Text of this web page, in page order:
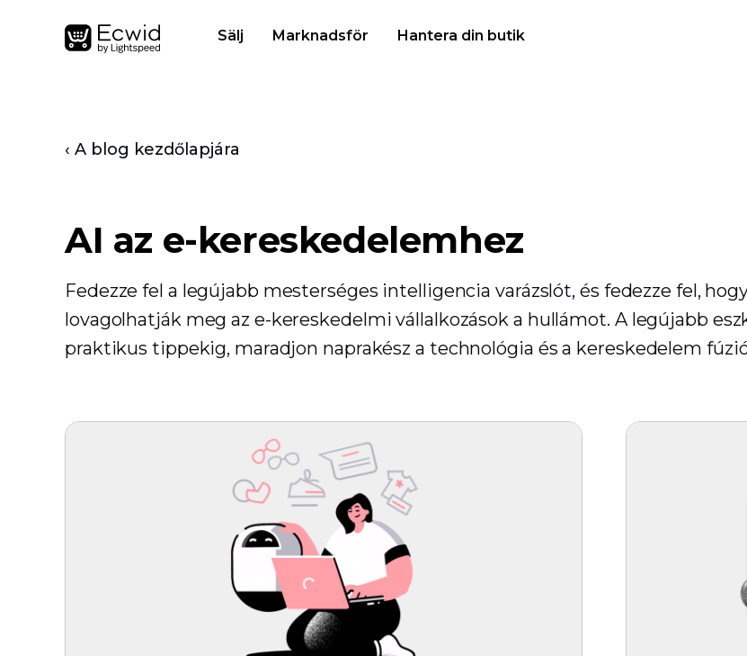
Sälj Marknadsför Hantera din butik
‹ A blog kezdőlapjára
AI az e-kereskedelemhez
Fedezze fel a legújabb mesterséges intelligencia varázslót, és fedezze fel,
lovagolhatják meg az e-kereskedelmi vállalkozások a hullámot. A legújabb
praktikus tippekig, maradjon naprakész a technológia és a kereskedelem